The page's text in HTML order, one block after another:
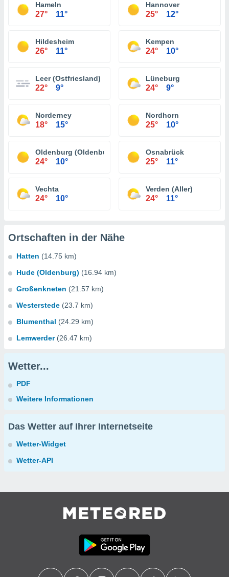
Hameln
27° 11°
Hannover
25° 12°
Hildesheim
26° 11°
Kempen
24° 10°
Leer (Ostfriesland)
22° 9°
Lüneburg
24° 9°
Norderney
18° 15°
Nordhorn
25° 10°
Oldenburg (Oldenburg)
24° 10°
Osnabrück
25° 11°
Vechta
24° 10°
Verden (Aller)
24° 11°
Ortschaften in der Nähe
Hatten (14.75 km)
Hude (Oldenburg) (16.94 km)
Großenkneten (21.57 km)
Westerstede (23.7 km)
Blumenthal (24.29 km)
Lemwerder (26.47 km)
Wetter...
PDF
Weitere Informationen
Das Wetter auf Ihrer Internetseite
Wetter-Widget
Wetter-API